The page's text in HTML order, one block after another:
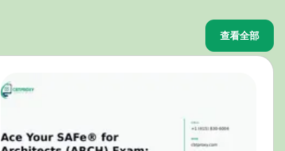
查看全部